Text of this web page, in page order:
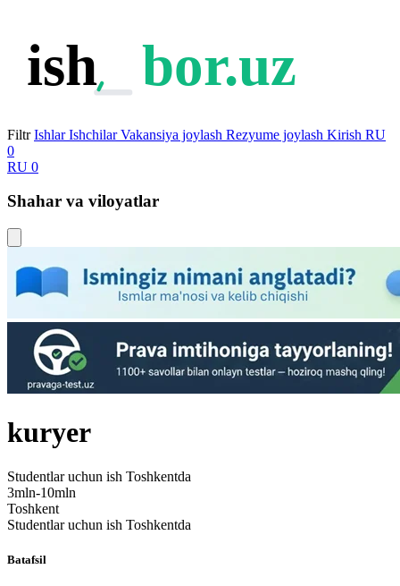
ish bor.uz
Filtr Ishlar Ishchilar Vakansiya joylash Rezyume joylash Kirish RU
0
RU 0
Shahar va viloyatlar
kuryer
Studentlar uchun ish Toshkentda
3mln-10mln
Toshkent
Studentlar uchun ish Toshkentda
Batafsil